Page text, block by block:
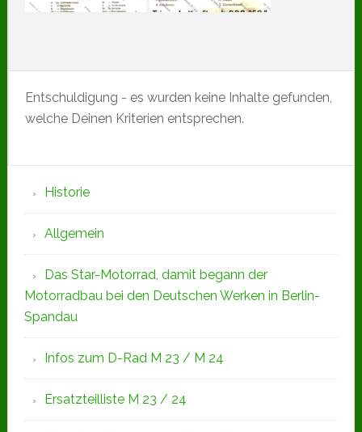
Entschuldigung - es wurden keine Inhalte gefunden,
welche Deinen Kriterien entsprechen.
Seitenspalte
Historie
Allgemein
Das Star-Motorrad, damit begann der
Motorradbau bei den Deutschen Werken in Berlin-
Spandau
Infos zum D-Rad M 23 / M 24
Ersatzteilliste M 23 / 24